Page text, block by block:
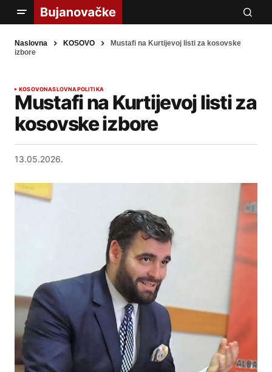
Naslovna KOSOVO
Mustafi na Kurtijevoj listi za kosovske
izbore
KOSOVONASLOVNAPOLITIKA
Mustafi na Kurtijevoj listi za
kosovske izbore
13.05.2026.